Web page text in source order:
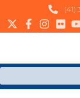
(41)